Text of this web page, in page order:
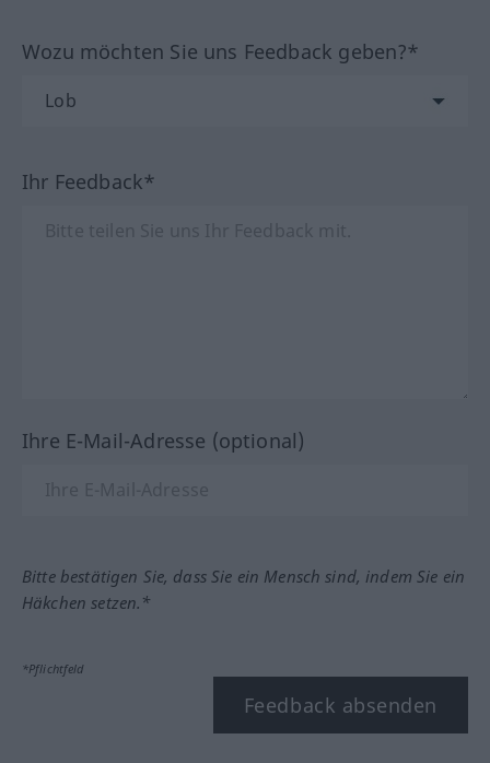
Wozu möchten Sie uns Feedback geben?*
Ihr Feedback*
Ihre E-Mail-Adresse (optional)
Bitte bestätigen Sie, dass Sie ein Mensch sind, indem Sie ein
Häkchen setzen.*
*Pflichtfeld
Feedback absenden